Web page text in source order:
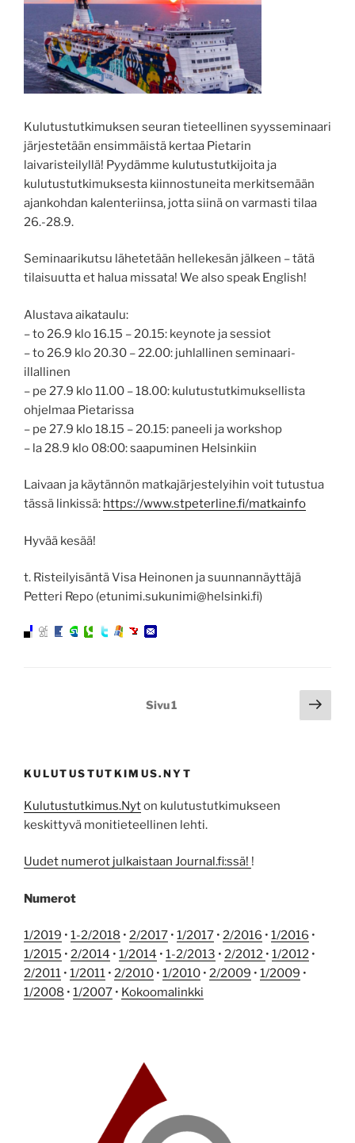
Kulutustutkimuksen seuran tieteellinen syysseminaari
järjestetään ensimmäistä kertaa Pietarin
laivaristeilyllä! Pyydämme kulutustutkijoita ja
kulutustutkimuksesta kiinnostuneita merkitsemään
ajankohdan kalenteriinsa, jotta siinä on varmasti tilaa
26.-28.9.
Seminaarikutsu lähetetään hellekesän jälkeen – tätä
tilaisuutta et halua missata! We also speak English!
Alustava aikataulu:
– to 26.9 klo 16.15 – 20.15: keynote ja sessiot
– to 26.9 klo 20.30 – 22.00: juhlallinen seminaari-
illallinen
– pe 27.9 klo 11.00 – 18.00: kulutustutkimuksellista
ohjelmaa Pietarissa
– pe 27.9 klo 18.15 – 20.15: paneeli ja workshop
– la 28.9 klo 08:00: saapuminen Helsinkiin
Laivaan ja käytännön matkajärjestelyihin voit tutustua
tässä linkissä: https://www.stpeterline.fi/matkainfo
Hyvää kesää!
t. Risteilyisäntä Visa Heinonen ja suunnannäyttäjä
Petteri Repo (etunimi.sukunimi@helsinki.fi)
Sivu1
sivu
KULUTUSTUTKIMUS.NYT
Kulutustutkimus.Nyton kulutustutkimukseen
keskittyvä monitieteellinen lehti.
Uudet numerot julkaistaan Journal.fi:ssä! !
Numerot
1/2019 • 1-2/2018 • 2/2017 • 1/2017 • 2/2016 • 1/2016 •
1/2015 • 2/2014 • 1/2014 • 1-2/2013 • 2/2012 • 1/2012 •
2/2011 • 1/2011 • 2/2010 • 1/2010 • 2/2009 • 1/2009 •
1/2008 • 1/2007 • Kokoomalinkki